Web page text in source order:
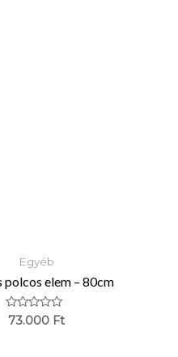
Egyéb
polcos elem – 80cm
Értékelés:
73.000 Ft